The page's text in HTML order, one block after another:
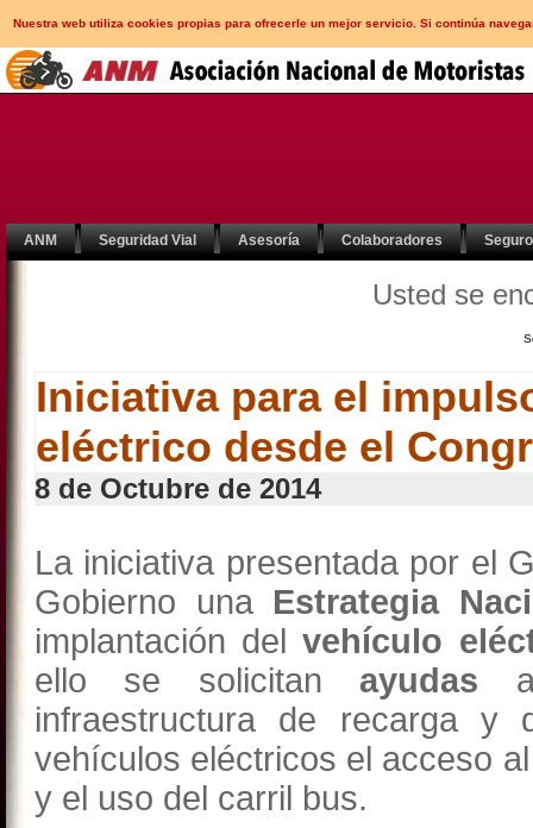
Nuestra web utiliza cookies propias para ofrecerle un mejor servicio. Si continúa
ANM Seguridad Vial Asesoría Colaboradores
Usted se
Iniciativa para el
eléctrico desde el
8 de Octubre de 2014
La iniciativa presentada por el
Gobierno una Estrategia
implantación delvehículo
ello se solicitan ayudas
infraestructura de recarga
vehículos eléctricos el acceso
y el uso del carril bus.